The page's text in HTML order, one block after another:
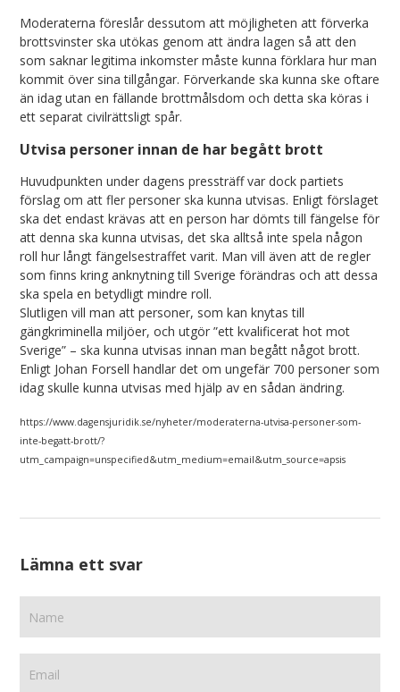
Moderaterna föreslår dessutom att möjligheten att förverka
brottsvinster ska utökas genom att ändra lagen så att den
som saknar legitima inkomster måste kunna förklara hur man
kommit över sina tillgångar. Förverkande ska kunna ske oftare
än idag utan en fällande brottmålsdom och detta ska köras i
ett separat civilrättsligt spår.
Utvisa personer innan de har begått brott
Huvudpunkten under dagens pressträff var dock partiets
förslag om att fler personer ska kunna utvisas. Enligt förslaget
ska det endast krävas att en person har dömts till fängelse för
att denna ska kunna utvisas, det ska alltså inte spela någon
roll hur långt fängelsestraffet varit. Man vill även att de regler
som finns kring anknytning till Sverige förändras och att dessa
ska spela en betydligt mindre roll.
Slutligen vill man att personer, som kan knytas till
gängkriminella miljöer, och utgör ”ett kvalificerat hot mot
Sverige” – ska kunna utvisas innan man begått något brott.
Enligt Johan Forsell handlar det om ungefär 700 personer som
idag skulle kunna utvisas med hjälp av en sådan ändring.
https://www.dagensjuridik.se/nyheter/moderaterna-utvisa-personer-som-
inte-begatt-brott/?
utm_campaign=unspecified&utm_medium=email&utm_source=apsis
Lämna ett svar